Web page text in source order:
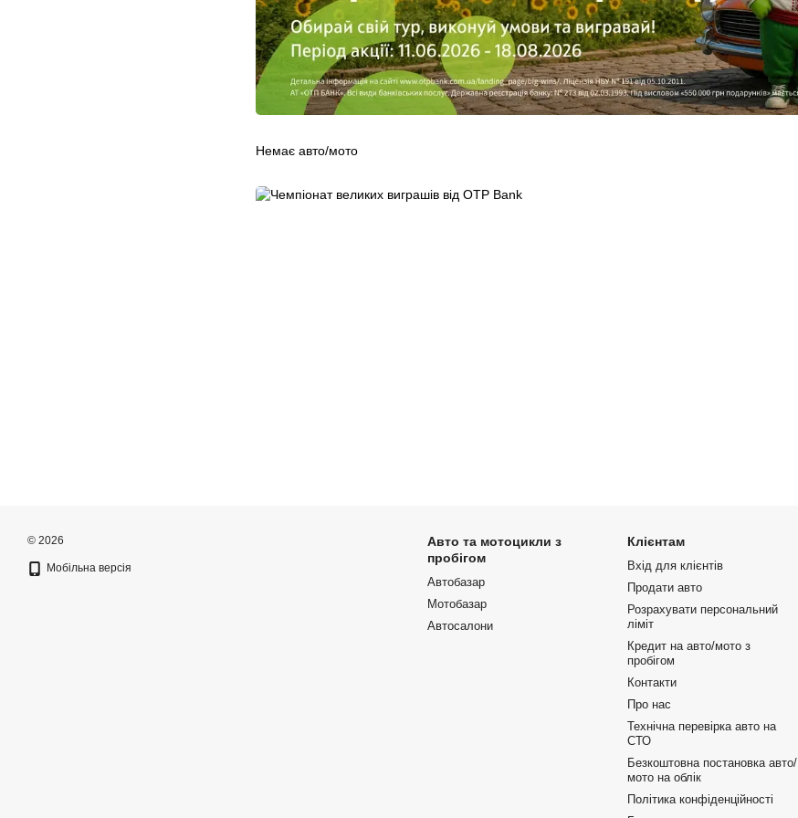
Немає авто/мото
© 2026
Мобільна версія
Авто та мотоцикли з
пробігом
Автобазар
Мотобазар
Автосалони
Клієнтам
Вхід для клієнтів
Продати авто
Розрахувати персональний
ліміт
Кредит на авто/мото з
пробігом
Контакти
Про нас
Технічна перевірка авто на
СТО
Безкоштовна постановка авто/
мото на облік
Політика конфіденційності